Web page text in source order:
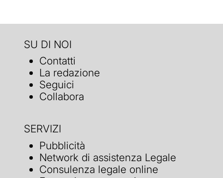
SU DI NOI
Contatti
La redazione
Seguici
Collabora
SERVIZI
Pubblicità
Network di assistenza Legale
Consulenza legale online